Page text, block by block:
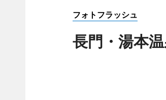
フォトフラッシュ
長門・湯本